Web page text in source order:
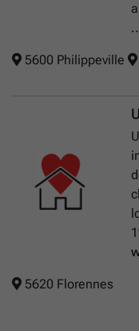
5600 Philippeville
5620 Florennes